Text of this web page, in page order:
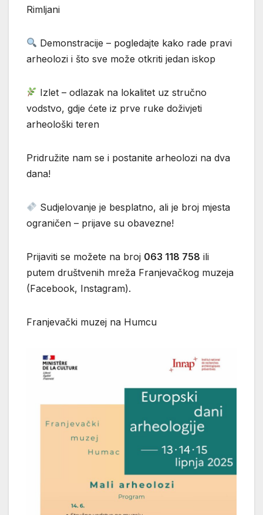
Rimljani
Demonstracije – pogledajte kako rade pravi
arheolozi i što sve može otkriti jedan iskop
Izlet – odlazak na lokalitet uz stručno
vodstvo, gdje ćete iz prve ruke doživjeti
arheološki teren
Pridružite nam se i postanite arheolozi na dva
dana!
Sudjelovanje je besplatno, ali je broj mjesta
ograničen – prijave su obavezne!
Prijaviti se možete na broj 063 118 758 ili
putem društvenih mreža Franjevačkog muzeja
(Facebook, Instagram).
Franjevački muzej na Humcu